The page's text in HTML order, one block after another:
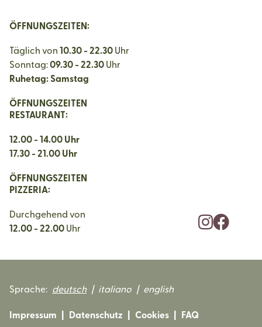
ÖFFNUNGSZEITEN:
Täglich von 10.30 - 22.30 Uhr
Sonntag:09.30 - 22.30 Uhr
Ruhetag: Samstag
ÖFFNUNGSZEITEN
RESTAURANT:
12.00 - 14.00 Uhr
17.30 - 21.00 Uhr
ÖFFNUNGSZEITEN
PIZZERIA:
Durchgehend von
12.00 - 22.00 Uhr
Sprache: deutsch | italiano | english
Impressum Datenschutz Cookies FAQ